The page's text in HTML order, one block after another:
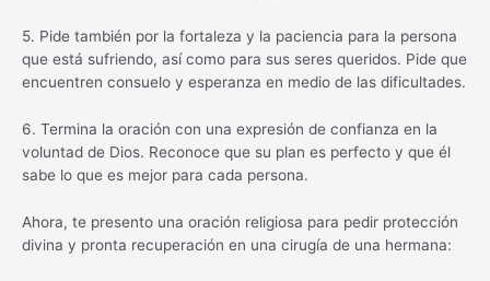
5. Pide también por la fortaleza y la paciencia para la persona
que está sufriendo, así como para sus seres queridos. Pide que
encuentren consuelo y esperanza en medio de las dificultades.
6. Termina la oración con una expresión de confianza en la
voluntad de Dios. Reconoce que su plan es perfecto y que él
sabe lo que es mejor para cada persona.
Ahora, te presento una oración religiosa para pedir protección
divina y pronta recuperación en una cirugía de una hermana: